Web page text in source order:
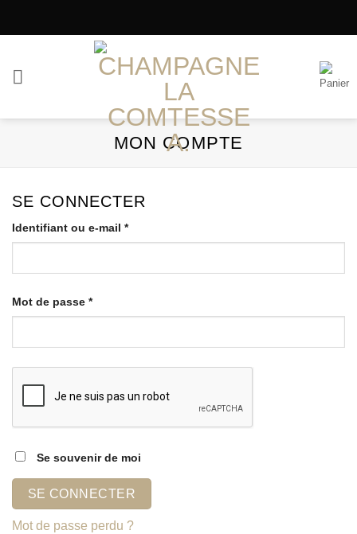
MON COMPTE
SE CONNECTER
Identifiant ou e-mail *Obligatoire
Mot de passe *Obligatoire
Se souvenir de moi
SE CONNECTER
Mot de passe perdu ?